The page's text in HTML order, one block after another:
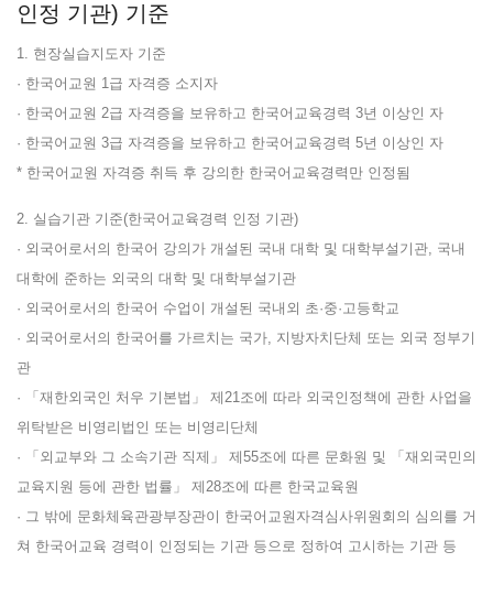
인정 기관) 기준
1. 현장실습지도자 기준
· 한국어교원 1급 자격증 소지자
· 한국어교원 2급 자격증을 보유하고 한국어교육경력 3년 이상인 자
· 한국어교원 3급 자격증을 보유하고 한국어교육경력 5년 이상인 자
* 한국어교원 자격증 취득 후 강의한 한국어교육경력만 인정됨
2. 실습기관 기준(한국어교육경력 인정 기관)
· 외국어로서의 한국어 강의가 개설된 국내 대학 및 대학부설기관, 국내
대학에 준하는 외국의 대학 및 대학부설기관
· 외국어로서의 한국어 수업이 개설된 국내외 초·중·고등학교
· 외국어로서의 한국어를 가르치는 국가, 지방자치단체 또는 외국 정부기
관
· 「재한외국인 처우 기본법」 제21조에 따라 외국인정책에 관한 사업을
위탁받은 비영리법인 또는 비영리단체
· 「외교부와 그 소속기관 직제」 제55조에 따른 문화원 및 「재외국민의
교육지원 등에 관한 법률」 제28조에 따른 한국교육원
· 그 밖에 문화체육관광부장관이 한국어교원자격심사위원회의 심의를 거
쳐 한국어교육 경력이 인정되는 기관 등으로 정하여 고시하는 기관 등